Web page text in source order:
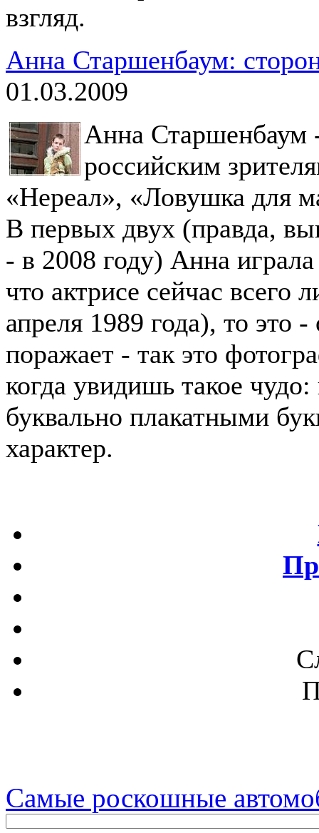
взгляд.
Анна Старшенбаум:
01.03.2009
Анна Старшенбаум
российским
«Нереал», «Ловушка для
В первых двух (правда,
- в 2008 году) Анна
что актрисе сейчас всего
апреля 1989 года), то это
поражает - так это
когда увидишь такое
буквально плакатными
характер.
Самые роскошные